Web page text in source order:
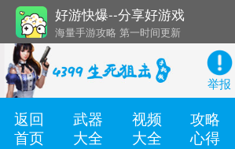
好游快爆--分享好游戏
海量手游攻略 第一时间更新
还有几十款实用辅助工具
举报
返回
首页
武器
大全
视频
大全
攻略
心得